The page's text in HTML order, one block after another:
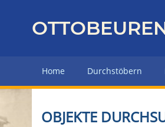
z
r
Home Durchstöbern
OBJEKTE